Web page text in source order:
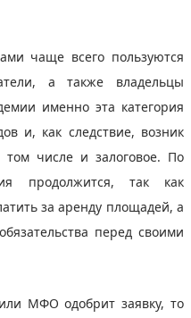
чаще всего пользуются
а также владельцы
именно эта категория
и, как следствие, возник
числе и залоговое. По
продолжится, так как
за аренду площадей, а
перед своими
МФО одобрит заявку, то